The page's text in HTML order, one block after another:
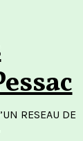
RESEAU DE